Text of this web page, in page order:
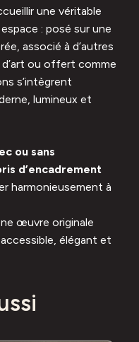
une véritable
: posé sur une
associé à d’autres
ou offert comme
s’intègrent
lumineux et
ou sans
d’encadrement
harmonieusement à
œuvre originale
élégant et